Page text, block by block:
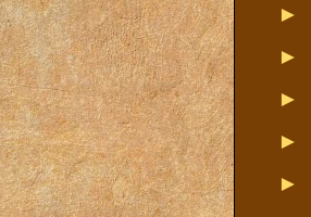
►
►
►
►
►